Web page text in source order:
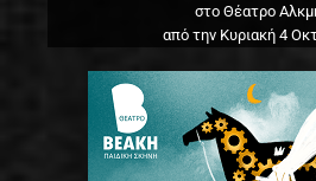
στο Θέατρο
από την Κυριακή 4